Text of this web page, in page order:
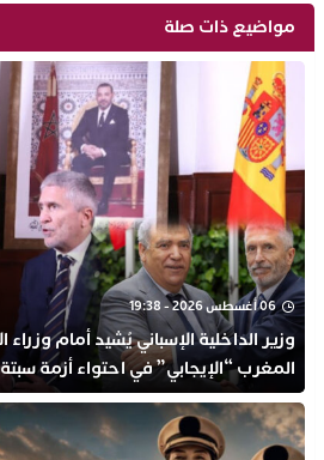
مواضيع ذات صلة
06 أغسطس 2026 - 19:38
وزير الداخلية الإسباني يُشيد أمام وزراء
المغرب “الإيجابي” في احتواء أزمة سبتة